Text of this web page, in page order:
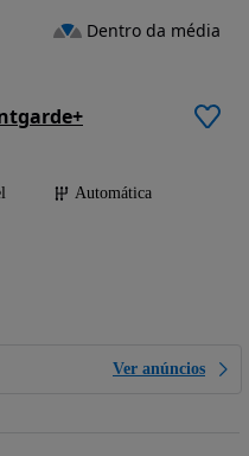
Automática
Ver anúncios
Dentro da média